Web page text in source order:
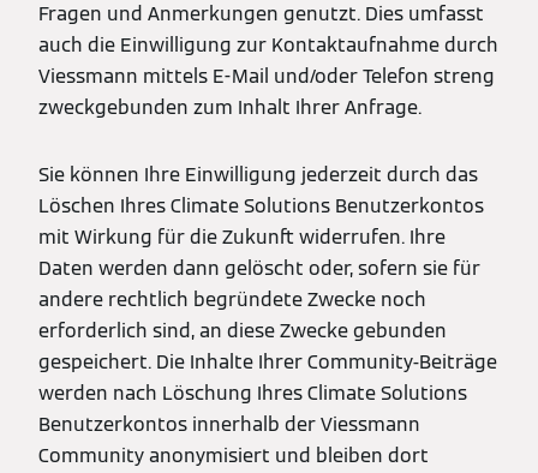
Fragen und Anmerkungen genutzt. Dies umfasst
auch die Einwilligung zur Kontaktaufnahme durch
Viessmann mittels E-Mail und/oder Telefon streng
zweckgebunden zum Inhalt Ihrer Anfrage.
Sie können Ihre Einwilligung jederzeit durch das
Löschen Ihres Climate Solutions Benutzerkontos
mit Wirkung für die Zukunft widerrufen. Ihre
Daten werden dann gelöscht oder, sofern sie für
andere rechtlich begründete Zwecke noch
erforderlich sind, an diese Zwecke gebunden
gespeichert. Die Inhalte Ihrer Community-Beiträge
werden nach Löschung Ihres Climate Solutions
Benutzerkontos innerhalb der Viessmann
Community anonymisiert und bleiben dort